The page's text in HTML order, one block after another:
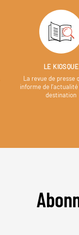
LE KIOSQUE
La revue de presse
informe de
destination